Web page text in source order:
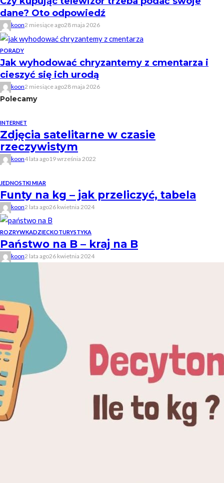
dane? Oto odpowiedź
koon2 miesiące ago28 maja 2026
PORADY
Jak wyhodować chryzantemy z cmentarza i
cieszyć się ich urodą
koon2 miesiące ago28 maja 2026
Polecamy
INTERNET
Zdjęcia satelitarne w czasie
rzeczywistym
koon4 lata ago19 września 2022
JEDNOSTKI MIAR
Funty na kg – jak przeliczyć, tabela
koon2 lata ago26 kwietnia 2024
ROZRYWKADZIECKOTURYSTYKA
Państwo na B – kraj na B
koon2 lata ago26 kwietnia 2024